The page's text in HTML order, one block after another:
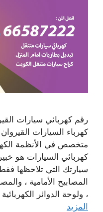
رقم كهربائي سيارات
كهرباء السيارات
متخصص في الأنظمة
كهربائي السيارات هو
سيارتك التي تلاحظها
المصابيح الأمامية ،
، ولوحة الدوائر
المزيد